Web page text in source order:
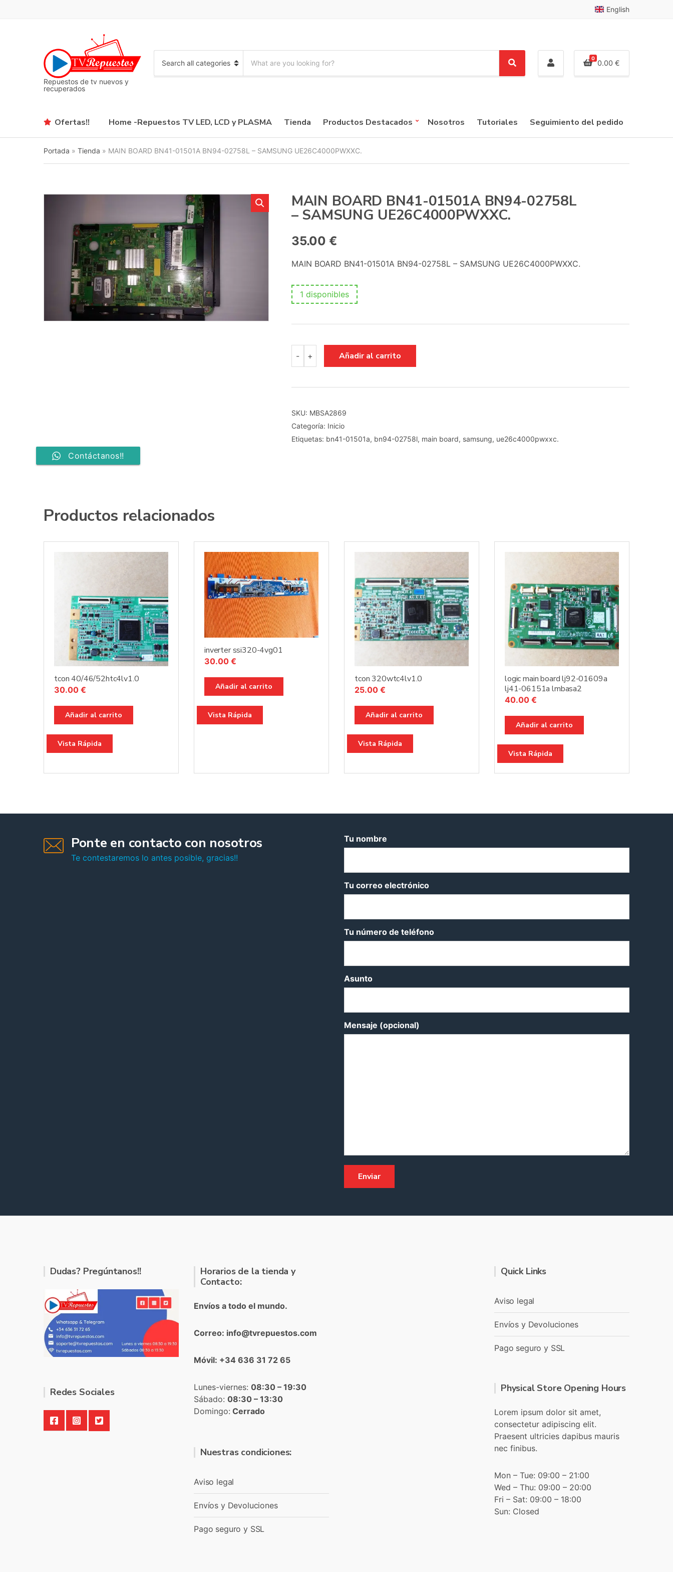
English
Repuestos de tv nuevos y
recuperados
a
r
y
n
a
r
u
c
:
S
e
h
0
0.00 €
Ofertas!! Home -Repuestos TV LED, LCD y PLASMA Tienda Productos Destacados Nosotros Tutoriales Seguimiento del pedido
Portada » Tienda » MAIN BOARD BN41-01501A BN94-02758L – SAMSUNG UE26C4000PWXXC.
MAIN BOARD BN41-01501A BN94-02758L
– SAMSUNG UE26C4000PWXXC.
35.00 €
MAIN BOARD BN41-01501A BN94-02758L – SAMSUNG UE26C4000PWXXC.
1 disponibles
-
BOARD
BN41-
BN94-
-
SAMSUNG
UE26C4000PWXXC.
cantidad
+ Añadir al carrito
SKU: MBSA2869
Categoría: Inicio
Etiquetas: bn41-01501a, bn94-02758l, main board, samsung, ue26c4000pwxxc.
Contáctanos!!
Productos relacionados
tcon 40/46/52htc4lv1.0
30.00 €
Añadir al carrito
Vista Rápida
inverter ssi320-4vg01
30.00 €
Añadir al carrito
Vista Rápida
tcon 320wtc4lv1.0
25.00 €
Añadir al carrito
Vista Rápida
logic main board lj92-01609a
lj41-06151a lmbasa2
40.00 €
Añadir al carrito
Vista Rápida
Ponte en contacto con nosotros
Te contestaremos lo antes posible, gracias!!
Tu nombre
Tu correo electrónico
Tu número de teléfono
Asunto
Mensaje (opcional)
Dudas? Pregúntanos!!
Redes Sociales
Horarios de la tienda y
Contacto:
Envíos a todo el mundo.
Correo: info@tvrepuestos.com
Móvil: +34 636 31 72 65
Lunes-viernes: 08:30 – 19:30
Sábado: 08:30 – 13:30
Domingo: Cerrado
Nuestras condiciones:
Aviso legal
Envíos y Devoluciones
Pago seguro y SSL
Quick Links
Aviso legal
Envíos y Devoluciones
Pago seguro y SSL
Physical Store Opening Hours
Lorem ipsum dolor sit amet,
consectetur adipiscing elit.
Praesent ultricies dapibus mauris
nec finibus.
Mon – Tue: 09:00 – 21:00
Wed – Thu: 09:00 – 20:00
Fri – Sat: 09:00 – 18:00
Sun: Closed